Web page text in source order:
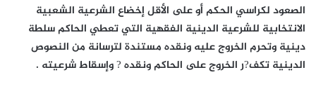
الصعود لكراسي الحكم أو على الأقل إخضاع الشرعية الشعبية
الانتخابية للشرعية الدينية الفقهية التي تعطي الحاكم سلطة
دينية وتحرم الخروج عليه ونقده مستندة لترسانة من النصوص
الدينية تكف?ر الخروج على الحاكم ونقده ? وإسقاط شرعيته .